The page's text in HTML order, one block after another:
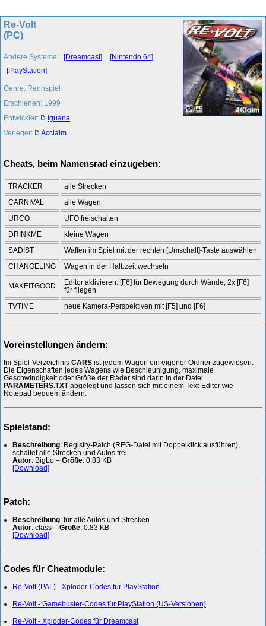
Re-Volt
(PC)
Andere Systeme: [Dreamcast]
[Nintendo 64]
[PlayStation]
Genre: Rennspiel
Erschienen: 1999
Entwickler:
Iguana
Verleger:
Acclaim
Cheats, beim Namensrad einzugeben:
TRACKER
alle Strecken
CARNIVAL
alle Wagen
URCO
UFO freischalten
DRINKME
kleine Wagen
SADIST
Waffen im Spiel mit der rechten [Umschalt]-Taste auswählen
CHANGELING
Wagen in der Halbzeit wechseln
MAKEITGOOD
Editor aktivieren: [F6] für Bewegung durch Wände, 2x [F6]
für fliegen
TVTIME
neue Kamera-Perspektiven mit [F5] und [F6]
Voreinstellungen ändern:
Im Spiel-Verzeichnis CARS ist jedem Wagen ein eigener Ordner zugewiesen.
Die Eigenschaften jedes Wagens wie Beschleunigung, maximale
Geschwindigkeit oder Größe der Räder sind darin in der Datei
PARAMETERS.TXTabgelegt und lassen sich mit einem Text-Editor wie
Notepad bequem ändern.
Spielstand:
Beschreibung: Registry-Patch (REG-Datei mit Doppelklick ausführen),
schaltet alle Strecken und Autos frei
Autor: BigLo – Größe: 0.83 KB
[Download]
Patch:
Beschreibung: für alle Autos und Strecken
Autor: class – Größe: 0.83 KB
[Download]
Codes für Cheatmodule:
Re-Volt (PAL) - Xploder-Codes für PlayStation
Re-Volt - Gamebuster-Codes für PlayStation (US-Versionen)
Re-Volt - Xploder-Codes für Dreamcast